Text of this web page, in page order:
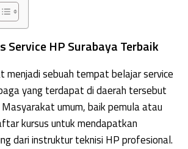
Service HP Surabaya Terbaik
menjadi sebuah tempat belajar service
yang terdapat di daerah tersebut
umum, baik pemula atau
kursus untuk mendapatkan
dari instruktur teknisi HP profesional.